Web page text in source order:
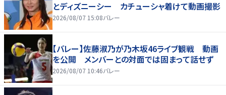
とディズニーシー カチューシャ着けて動画撮影
2026/08/07 15:08バレー
【バレー】佐藤淑乃が乃木坂46ライブ観戦 動画
を公開 メンバーとの対面では固まって話せず
2026/08/07 10:46バレー